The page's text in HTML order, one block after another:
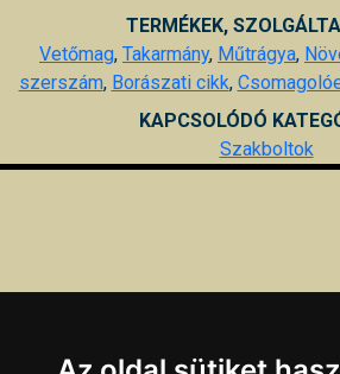
TERMÉKEK,
Vetőmag, Takarmány, Műtrágya,
szerszám, Borászati cikk,
KAPCSOLÓDÓ
Szakboltok